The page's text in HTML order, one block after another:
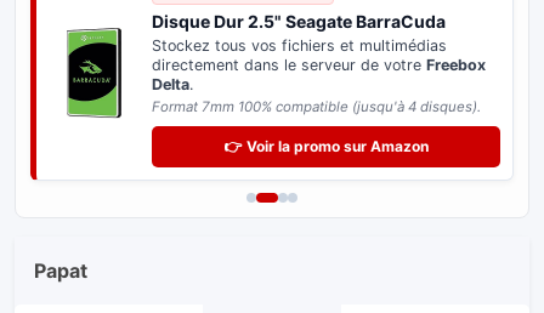
Disque Dur 2.5" Seagate BarraCuda
Stockez tous vos fichiers et multimédias
directement dans le serveur de votre Freebox
Delta.
Format 7mm 100% compatible (jusqu'à 4 disques).
👉 Voir la promo sur Amazon
Papat